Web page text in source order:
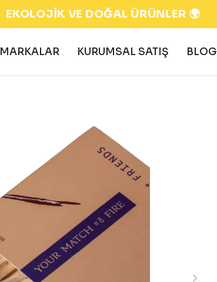
EKOLOJİK VE DOĞAL ÜRÜNLER 🌍
MARKALAR KURUMSAL SATIŞ BLOG